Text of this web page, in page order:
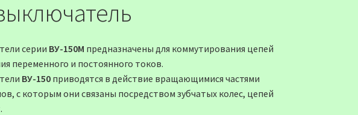
серии ВУ-150М предназначены для коммутирования цепей
переменного и постоянного токов.
ВУ-150приводятся в действие вращающимися частями
с которым они связаны посредством зубчатых колес, цепей